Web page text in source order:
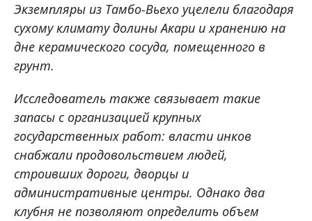
Экземпляры из Тамбо-Вьехо уцелели благодаря
сухому климату долины Акари и хранению на
дне керамического сосуда, помещенного в
грунт.
Исследователь также связывает такие
запасы с организацией крупных
государственных работ: власти инков
снабжали продовольствием людей,
строивших дороги, дворцы и
административные центры. Однако два
клубня не позволяют определить объем